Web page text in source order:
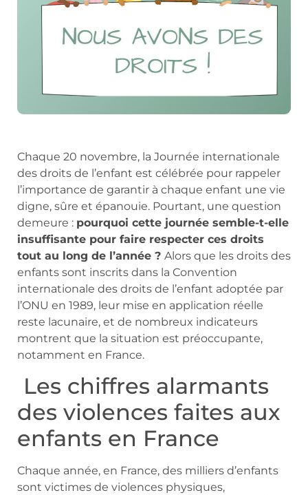
Chaque 20 novembre, la Journée internationale
des droits de l’enfant est célébrée pour rappeler
l’importance de garantir à chaque enfant une vie
digne, sûre et épanouie. Pourtant, une question
demeure : pourquoi cette journée semble-t-elle
insuffisante pour faire respecter ces droits
tout au long de l’année ? Alors que les droits des
enfants sont inscrits dans la Convention
internationale des droits de l’enfant adoptée par
l’ONU en 1989, leur mise en application réelle
reste lacunaire, et de nombreux indicateurs
montrent que la situation est préoccupante,
notamment en France.
Les chiffres alarmants
des violences faites aux
enfants en France
Chaque année, en France, des milliers d’enfants
sont victimes de violences physiques,